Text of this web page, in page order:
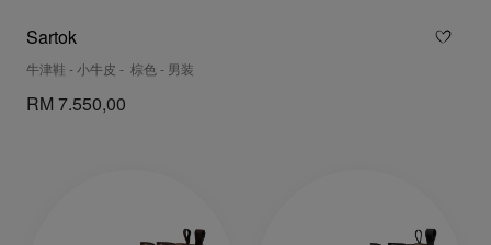
Sartok
牛津鞋 - 小牛皮 - 棕色 - 男装
RM 7.550,00